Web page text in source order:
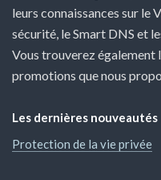
leurs connaissances sur le
sécurité, le Smart DNS et
Vous trouverez également
promotions que nous
Les dernières nouveautés
Protection de la vie privée